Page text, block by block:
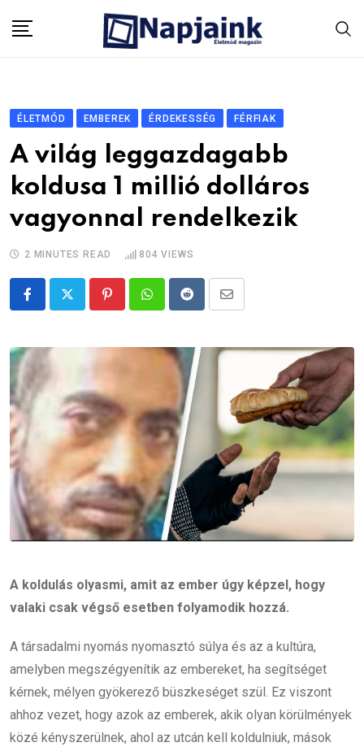
ÉLETMÓD EMBEREK ÉRDEKESSÉG FÉRFIAK
A világ leggazdagabb
koldusa 1 millió dolláros
vagyonnal rendelkezik
2 MINUTES READ 804 VIEWS
PinterestWhatsappRedditShare
Email
A koldulás olyasmi, amit az ember úgy képzel, hogy
valaki csak végső esetben folyamodik hozzá.
A társadalmi nyomás nyomasztó súlya és az a kultúra,
amelyben megszégyenítik az embereket, ha segítséget
kérnek, mélyen gyökerező büszkeséget szül. Ez viszont
ahhoz vezet, hogy azok az emberek, akik olyan körülmények
közé kényszerülnek, ahol az utcán kell koldulniuk, mások